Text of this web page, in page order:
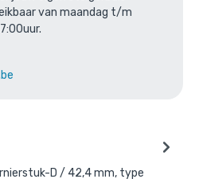
van maandag t/m
D / 42,4 mm, type